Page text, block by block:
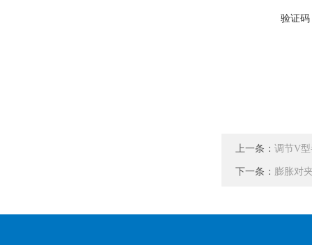
验证码
上一条： 调节V
下一条： 膨胀对